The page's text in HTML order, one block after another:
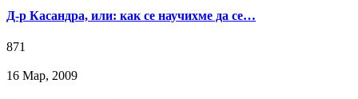
Д-р Касандра, или: как се научихме да се…
871
16 Мар, 2009